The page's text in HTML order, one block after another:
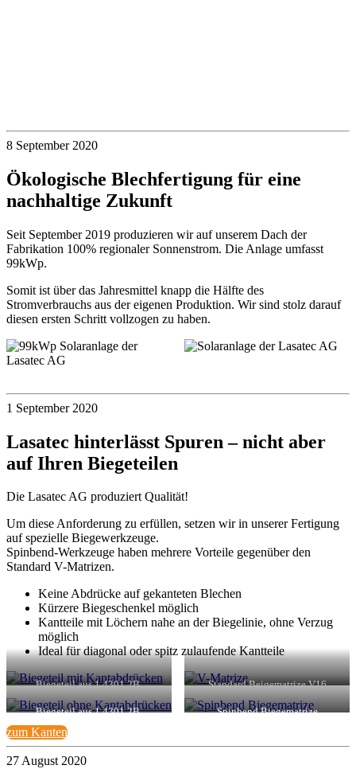
8 September 2020
Ökologische Blechfertigung für eine
nachhaltige Zukunft
Seit September 2019 produzieren wir auf unserem Dach der
Fabrikation 100% regionaler Sonnenstrom. Die Anlage umfasst
99kWp.
Somit ist über das Jahresmittel knapp die Hälfte des
Stromverbrauchs aus der eigenen Produktion. Wir sind stolz darauf
diesen ersten Schritt vollzogen zu haben.
1 September 2020
Lasatec hinterlässt Spuren – nicht aber
auf Ihren Biegeteilen
Die Lasatec AG produziert Qualität!
Um diese Anforderung zu erfüllen, setzen wir in unserer Fertigung
auf spezielle Biegewerkzeuge.
Spinbend-Werkzeuge haben mehrere Vorteile gegenüber den
Standard V-Matrizen.
Keine Abdrücke auf gekanteten Blechen
Kürzere Biegeschenkel möglich
Kantteile mit Löchern nahe an der Biegelinie, ohne Verzug
möglich
Ideal für diagonal oder spitz zulaufende Kantteile
Biegeteil aus 1.4301 2B,
3.0mm abgekantet in
einer Standard V-Matrize mit
Standard Beigematrize V16
Biegeteil aus 1.4301 2B,
3.0mm abgekantet in
einer Spinbend-Matrize
abdruckfrei, Schenkelhöhe von
nur 8.0mm!
Spinbend Biegematrize
zum Kanten
27 August 2020